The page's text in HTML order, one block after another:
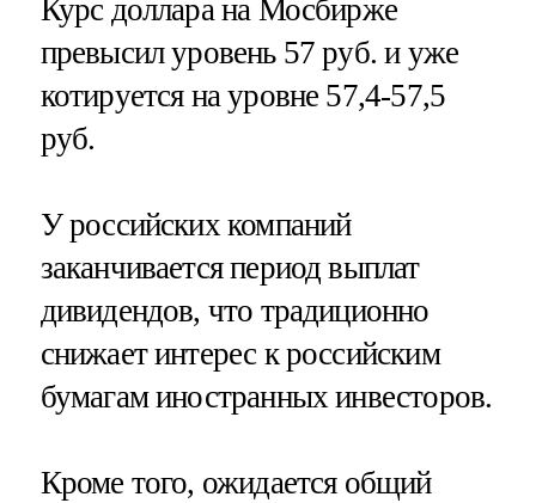
Курс доллара на Мосбирже
превысил уровень 57 руб. и уже
котируется на уровне 57,4-57,5
руб.
У российских компаний
заканчивается период выплат
дивидендов, что традиционно
снижает интерес к российским
бумагам иностранных инвесторов.
Кроме того, ожидается общий